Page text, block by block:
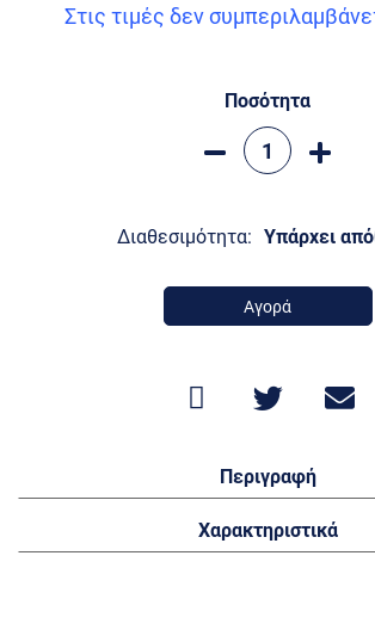
Στις τιμές δεν
Ποσότητα
Διαθεσιμότητα: Υπάρχει
Αγορά
Περιγραφή
Χαρακτηριστικά